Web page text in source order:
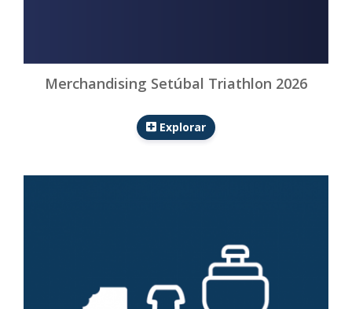
Merchandising Setúbal Triathlon 2026
Explorar